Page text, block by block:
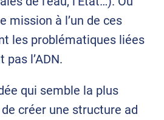
mission à l’un de ces
les problématiques liées
pas l’ADN.
qui semble la plus
créer une structure ad